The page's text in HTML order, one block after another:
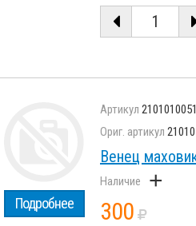
Подробнее
Венец
+
300